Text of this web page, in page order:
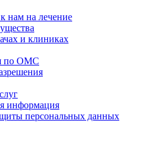
нам на лечение
и клиниках
по ОМС
информация
персональных данных